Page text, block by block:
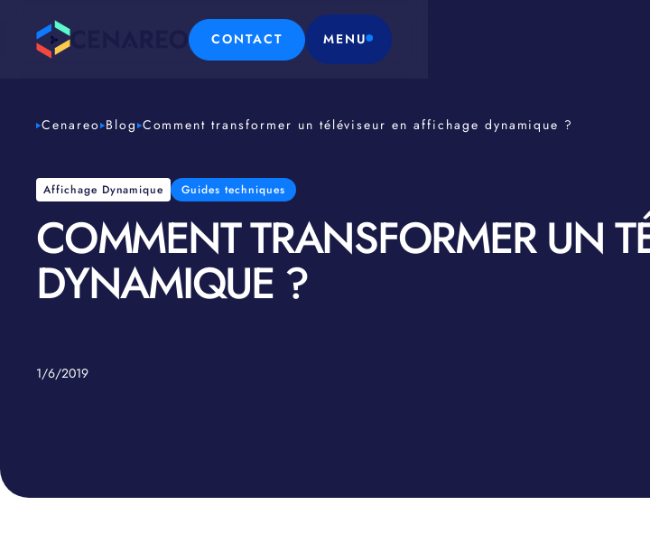
CONTACT MENU
Cenareo Blog Comment transformer un téléviseur en affichage dynamique ?
Affichage Dynamique Guides techniques
COMMENT TRANSFORMER UN
DYNAMIQUE ?
1/6/2019